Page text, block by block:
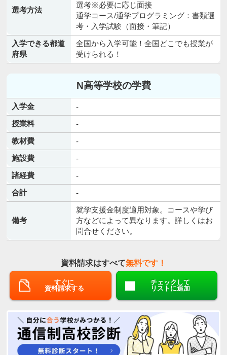
選考方法
選考※必要に応じ面接
通学コース/通学プログラミング：書類選
考・入学試験（面接・筆記）
入学できる都道
府県
全国から入学可能！全国どこでも授業が
受けられる！
N高等学校の学費
入学金
-
授業料
-
教材費
-
施設費
-
諸経費
-
合計
-
備考
就学支援金制度適用対象。コースや学び
方などによって異なります。詳しくはお
問合せください。
資料請求はすべて無料です！
すぐに
資料請求する
チェックして
リストに追加